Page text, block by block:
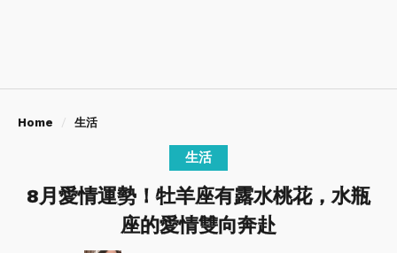
Home 生活
生活
8月愛情運勢！牡羊座有露水桃花，水瓶
座的愛情雙向奔赴